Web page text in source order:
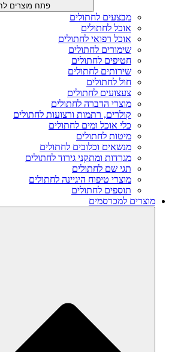
פתח מוצרים
מבצעים לחתולים
אוכל לחתולים
אוכל רפואי לחתולים
שימורים לחתולים
חטיפים לחתולים
שירותים לחתולים
חול לחתולים
צעצועים לחתולים
מוצרי הדברה לחתולים
קולרים, רתמות ורצועות לחתולים
כלי אוכל ומים לחתולים
מיטות לחתולים
מנשאים וכלובים לחתולים
מגרדות ומתקני גירוד לחתולים
תגי שם לחתולים
מוצרי טיפוח היגיינה לחתולים
תוספים לחתולים
מוצרים למכרסמים